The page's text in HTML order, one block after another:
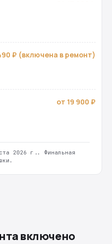
₽ (включена в ремонт)
от 19 900 ₽
2026 г.. Финальная
включено